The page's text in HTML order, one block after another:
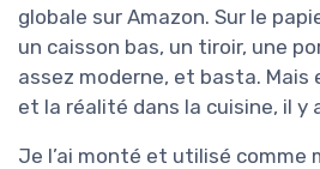
globale sur Amazon. Sur le
un caisson bas, un tiroir, une
assez moderne, et basta. Mais
et la réalité dans la cuisine, il y
Je l’ai monté et utilisé comme